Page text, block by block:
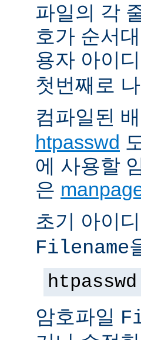
파일의 각
호가 순서
용자 아이
첫번째로
컴파일된
htpasswd
에 사용할
은
초기 아이디
Filename
암호파일